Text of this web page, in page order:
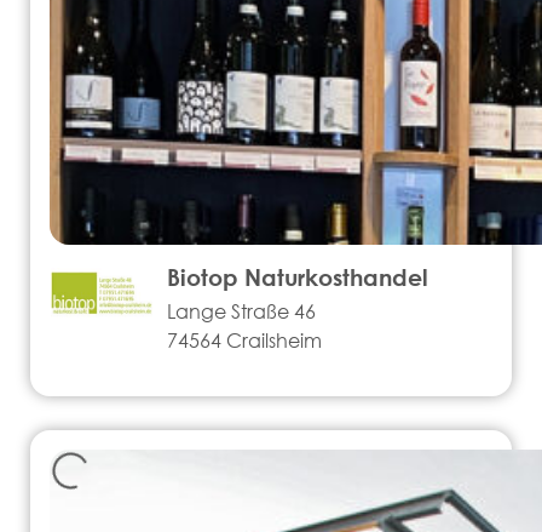
Biotop Naturkosthandel
Lange Straße 46
74564 Crailsheim